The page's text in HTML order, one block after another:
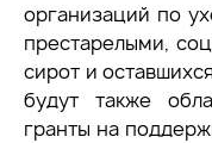
организаций по
престарелыми,
сирот и
будут также
гранты на